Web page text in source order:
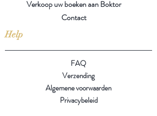
Verkoop uw boeken aan Boktor
Contact
Help
FAQ
Verzending
Algemene voorwaarden
Privacybeleid